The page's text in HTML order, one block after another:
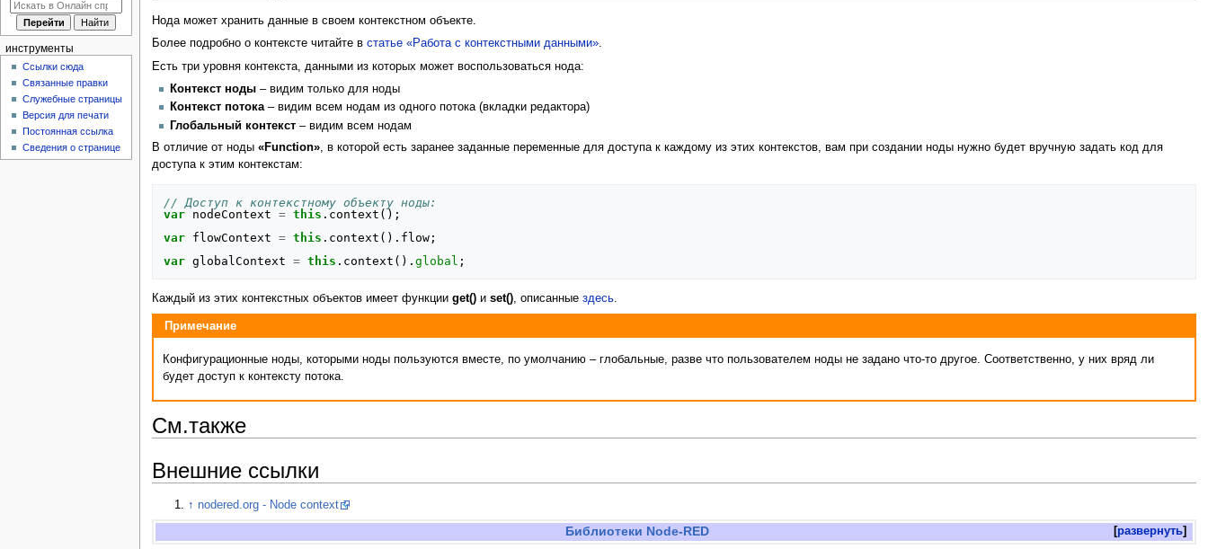
Нода может хранить данные в своем контекстном объекте.
Более подробно о контексте читайте в статье «Работа с контекстными данными».
Есть три уровня контекста, данными из которых может воспользоваться нода:
Контекст ноды– видим только для ноды
Контекст потока– видим всем нодам из одного потока (вкладки редактора)
Глобальный контекст– видим всем нодам
В отличие от ноды «Function», в которой есть заранее заданные переменные для доступа к каждому из этих контекстов, вам при создании ноды нужно будет вручную задать код для
доступа к этим контекстам:
// Доступ к контекстному объекту ноды:
var nodeContext = this . context ();
var flowContext = this . context (). flow ;
var globalContext = this . context ().global ;
Каждый из этих контекстных объектов имеет функции get()и set(), описанные здесь.
Примечание
Конфигурационные ноды, которыми ноды пользуются вместе, по умолчанию – глобальные, разве что пользователем ноды не задано что-то другое. Соответственно, у них вряд ли
будет доступ к контексту потока.
См.также
Внешние ссылки
↑ nodered.org - Node context
развернуть
Библиотеки Node-RED
инструменты
Ссылки сюда
Связанные правки
Служебные страницы
Версия для печати
Постоянная ссылка
Сведения о странице